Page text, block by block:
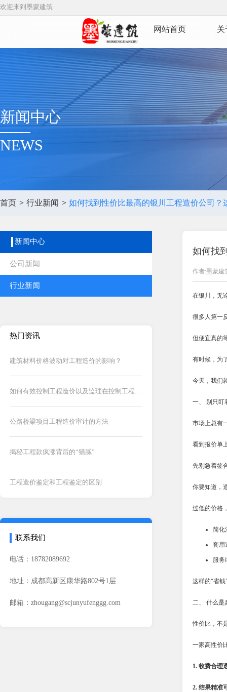
欢迎来到墨蒙建筑
网站首页 关
新闻中心
NEWS
首页 > 行业新闻 > 如何找到性价比最高的银川工程造价公司？
新闻中心
公司新闻
行业新闻
热门资讯
建筑材料价格波动对工程造价的影响？
如何有效控制工程造价以及监理在控制工程造价中的作用
公路桥梁项目工程造价审计的方法
揭秘工程款疯涨背后的“猫腻”
工程造价鉴定和工程鉴定的区别
联系我们
电话：18782089692
地址：成都高新区康华路802号1层
邮箱：zhougang@scjunyufenggg.com
如何找
作者:墨蒙建
在银川，无
很多人第一
但便宜真的
有时候，为
今天，我们
一、 别只盯
市场上总有
看到报价单
先别急着签
你要知道，
过低的价格
简化
套用
服务
这样的“省
二、 什么是
性价比，不
一家高性价
1. 收费合理
2. 结果精准